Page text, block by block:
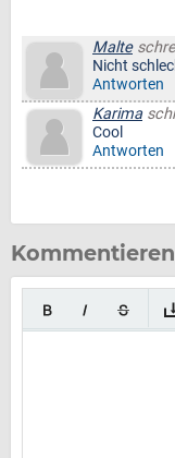
Malte
Nicht
Antworten
Karima
Cool
Antworten
Kommentieren